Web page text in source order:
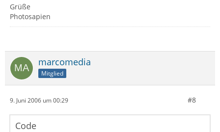
Grüße
Photosapien
marcomedia
Mitglied
9. Juni 2006 um 00:29 #8
Code